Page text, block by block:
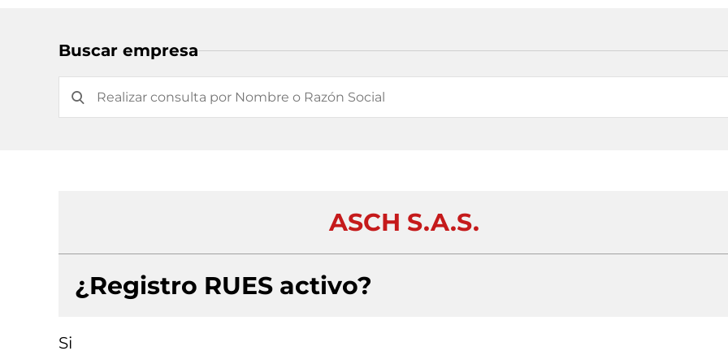
Buscar empresa
ASCH S.A.S.
¿Registro RUES activo?
Si